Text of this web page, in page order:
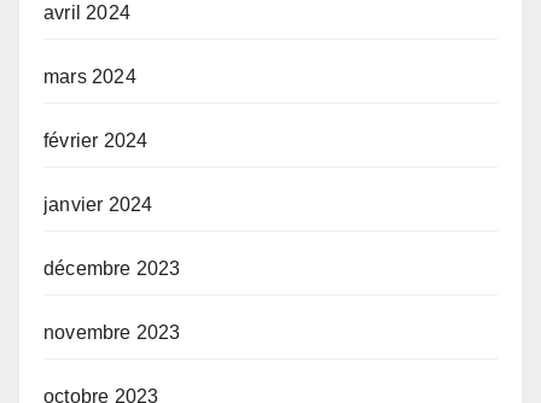
avril 2024
mars 2024
février 2024
janvier 2024
décembre 2023
novembre 2023
octobre 2023